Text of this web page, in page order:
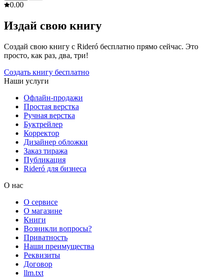
0.00
Издай свою книгу
Создай свою книгу с Rideró бесплатно прямо сейчас. Это
просто, как раз, два, три!
Создать книгу бесплатно
Наши услуги
Офлайн-продажи
Простая верстка
Ручная верстка
Буктрейлер
Корректор
Дизайнер обложки
Заказ тиража
Публикация
Rideró для бизнеса
О нас
О сервисе
О магазине
Книги
Возникли вопросы?
Приватность
Наши преимущества
Реквизиты
Договор
llm.txt